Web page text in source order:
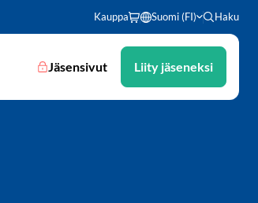
Kauppa Suomi (FI) Haku
Jäsensivut Liity jäseneksi